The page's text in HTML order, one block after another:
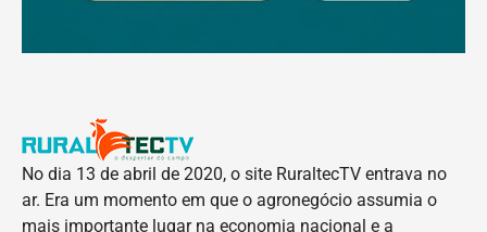
No dia 13 de abril de 2020, o site RuraltecTV entrava no
ar. Era um momento em que o agronegócio assumia o
mais importante lugar na economia nacional e a